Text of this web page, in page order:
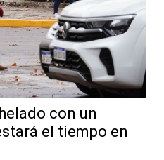
con un
el tiempo en